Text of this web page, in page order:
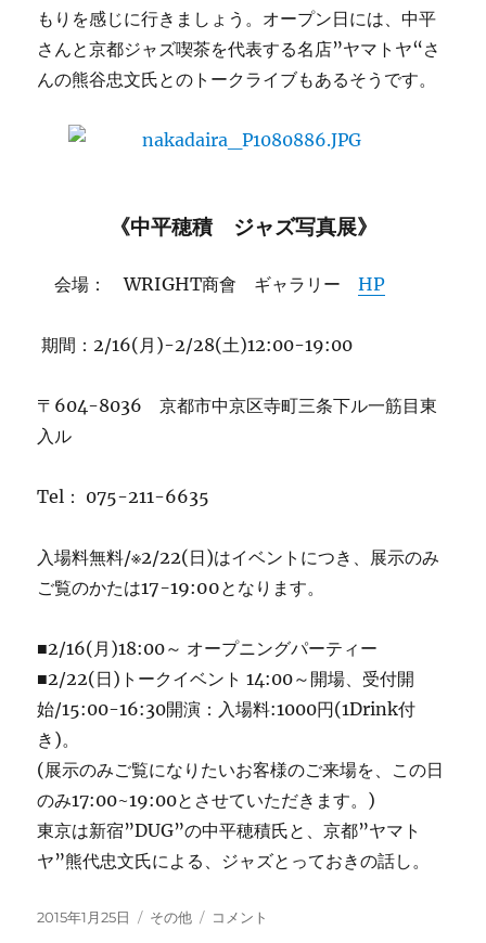
もりを感じに行きましょう。 オープン日には、中平
さんと京都ジャズ喫茶を代表する名店”ヤマトヤ“さ
んの熊谷忠文氏とのトークライブもあるそうです。
《中平穂積 ジャズ写真展》
会場： WRIGHT商會 ギャラリーHP
期間：2/16(月)-2/28(土)12:00-19:00
〒604-8036 京都市中京区寺町三条下ル一筋目東
入ル
Tel： 075-211-6635
入場料無料/※2/22(日)はイベントにつき、展示のみ
ご覧のかたは17-19:00となります。
■2/16(月)18:00～ オープニングパーティー
■2/22(日)トークイベント 14:00～開場、受付開
始/15:00-16:30開演： 入場料:1000円(1Drink付
き)。
(展示のみご覧になりたいお客様のご来場を、この日
のみ17:00~19:00とさせていただきます。)
東京は新宿”DUG”の中平穂積氏と、京都”ヤマト
ヤ”熊代忠文氏による、ジャズとっておきの話し。
投
2015年1月25日
カ
その他
中
コメント